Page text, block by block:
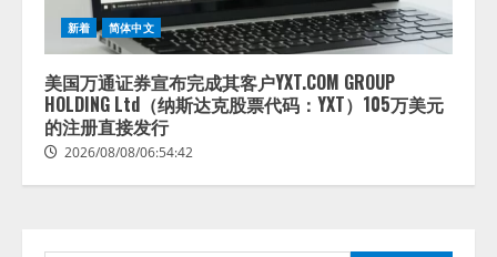
新着 简体中文
美国万通证券宣布完成其客户YXT.COM GROUP
HOLDING Ltd（纳斯达克股票代码：YXT）105万美元
的注册直接发行
2026/08/08/06:54:42
3
【2026年企業のAI導入・活用に関
する調査】AIを組織として導入で
きている企業は26.8％。AI導入企
業の68.0％が、自社でのAI導入・
活用は「上手くいっている」と回
答
ナレッジワーク、AIエンジニア油
の業界特化LLM」の開発とAI研究